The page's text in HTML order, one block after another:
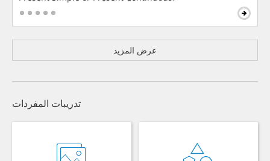
عرض المزيد
تدريبات المفردات